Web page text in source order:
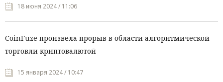
18 июня 2024 / 11:06
CoinFuze произвела прорыв в области алгоритмической
торговли криптовалютой
15 января 2024 / 10:47